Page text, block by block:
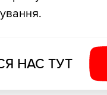
НАС ТУТ